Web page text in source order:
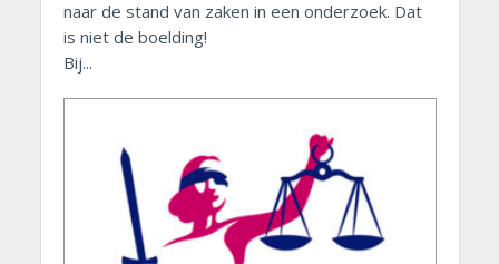
naar de stand van zaken in een onderzoek. Dat
is niet de boelding!
Bij...